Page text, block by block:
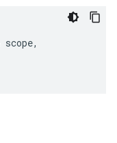
scope,